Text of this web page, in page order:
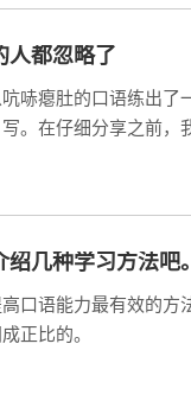
人都忽略了
哧瘪肚的口语练出了
。在仔细分享之前，
几种学习方法吧。
口语能力最有效的方
正比的。